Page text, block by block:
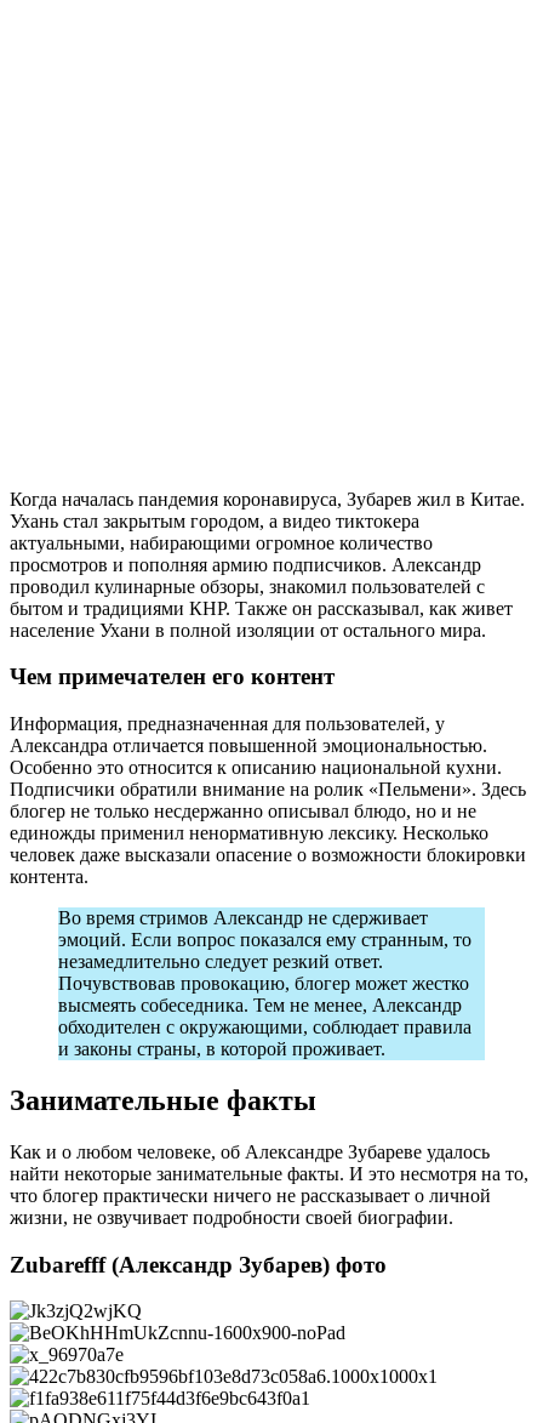
Когда началась пандемия коронавируса, Зубарев жил в Китае.
Ухань стал закрытым городом, а видео тиктокера
актуальными, набирающими огромное количество
просмотров и пополняя армию подписчиков. Александр
проводил кулинарные обзоры, знакомил пользователей с
бытом и традициями КНР. Также он рассказывал, как живет
население Ухани в полной изоляции от остального мира.
Чем примечателен его контент
Информация, предназначенная для пользователей, у
Александра отличается повышенной эмоциональностью.
Особенно это относится к описанию национальной кухни.
Подписчики обратили внимание на ролик «Пельмени». Здесь
блогер не только несдержанно описывал блюдо, но и не
единожды применил ненормативную лексику. Несколько
человек даже высказали опасение о возможности блокировки
контента.
Во время стримов Александр не сдерживает
эмоций. Если вопрос показался ему странным, то
незамедлительно следует резкий ответ.
Почувствовав провокацию, блогер может жестко
высмеять собеседника. Тем не менее, Александр
обходителен с окружающими, соблюдает правила
и законы страны, в которой проживает.
Занимательные факты
Как и о любом человеке, об Александре Зубареве удалось
найти некоторые занимательные факты. И это несмотря на то,
что блогер практически ничего не рассказывает о личной
жизни, не озвучивает подробности своей биографии.
Zubarefff (Александр Зубарев) фото